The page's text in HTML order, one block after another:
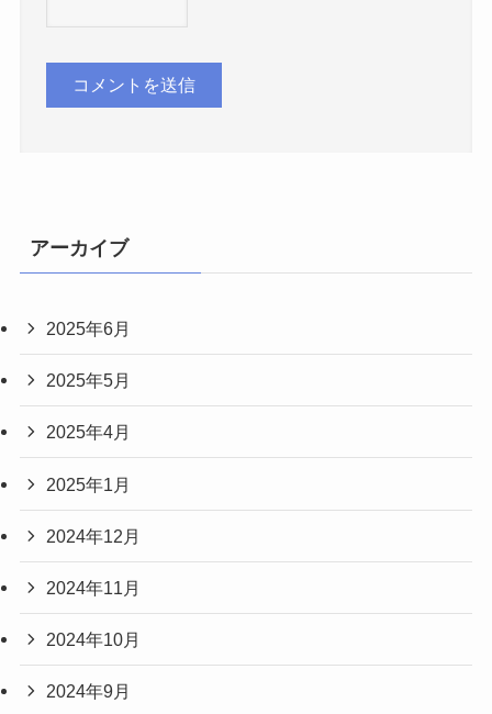
アーカイブ
2025年6月
2025年5月
2025年4月
2025年1月
2024年12月
2024年11月
2024年10月
2024年9月